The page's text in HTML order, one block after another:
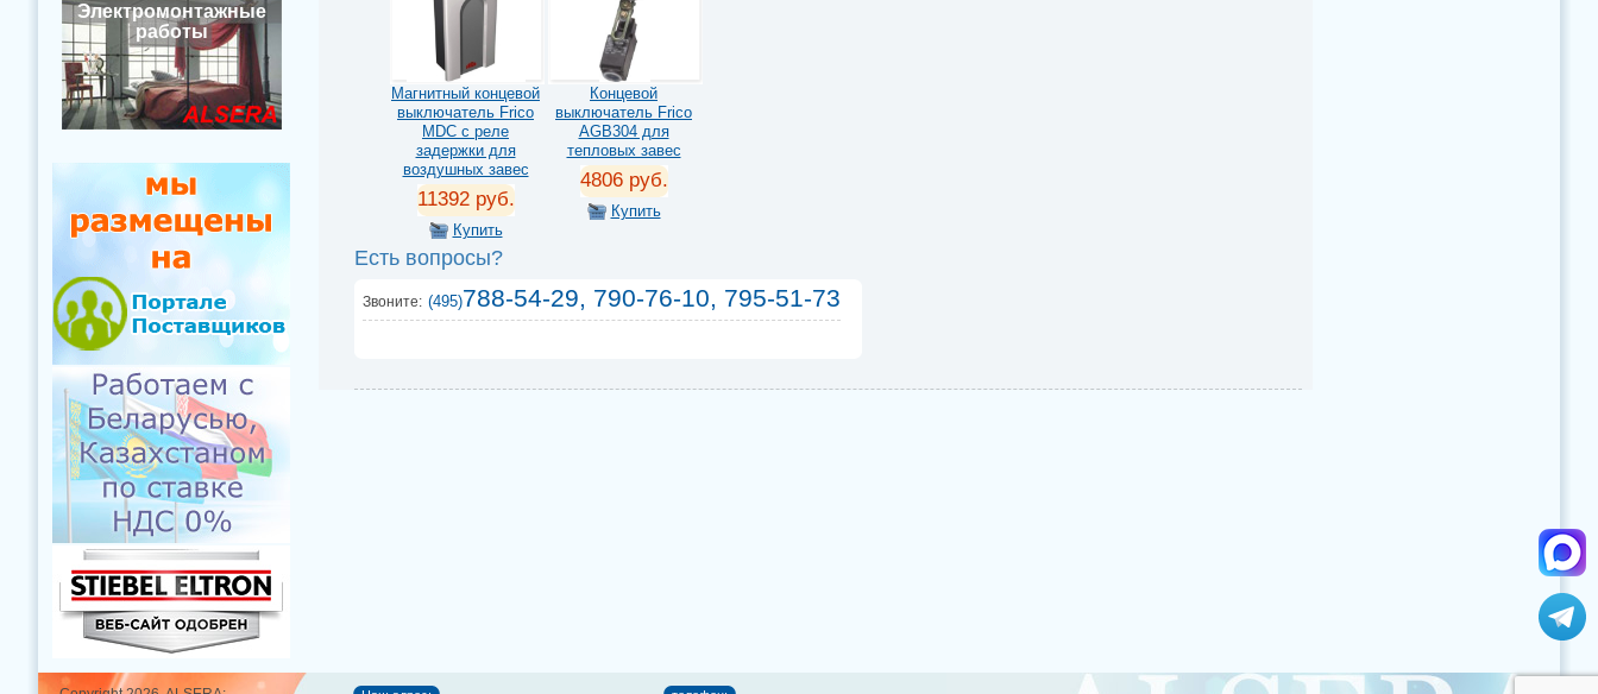
Магнитный концевой
выключатель Frico
MDC с реле
задержки для
воздушных завес
11392 руб.
Купить
Концевой
выключатель Frico
AGB304 для
тепловых завес
4806 руб.
Купить
Есть вопросы?
Звоните: (495)788-54-29, 790-76-10, 795-51-73
Электромонтажные
работы